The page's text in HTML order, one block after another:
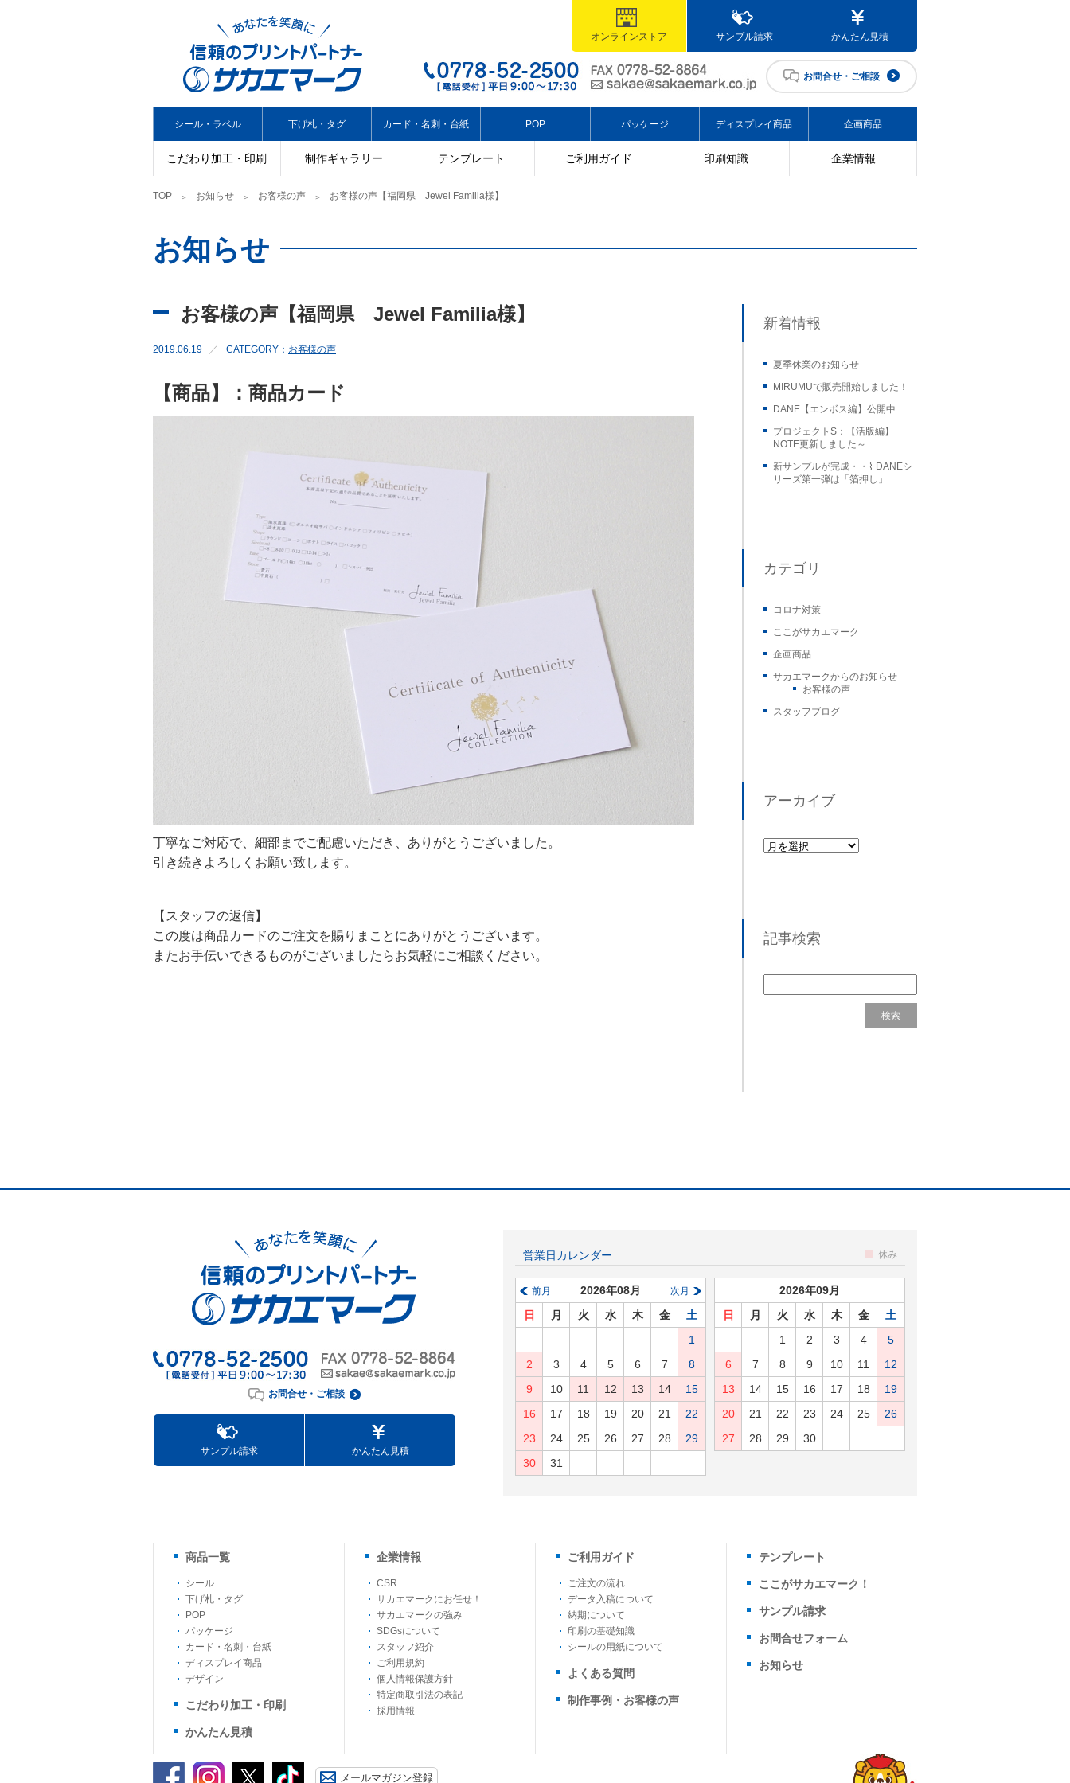
オンラインストア サンプル請求 かんたん見積
お問合せ・ご相談
こだわり加工・印刷 制作ギャラリー テンプレート ご利用ガイド 印刷知識 企業情報
シール・ラベル 下げ札・タグ カード・名刺・台紙 POP パッケージ ディスプレイ商品 企画商品
TOP お知らせ お客様の声 お客様の声【福岡県 Jewel Familia様】
お知らせ
お客様の声【福岡県 Jewel Familia様】
2019.06.19 CATEGORY： お客様の声
【商品】：商品カード
丁寧なご対応で、細部までご配慮いただき、ありがとうございました。
引き続きよろしくお願い致します。
【スタッフの返信】
この度は商品カードのご注文を賜りまことにありがとうございます。
またお手伝いできるものがございましたらお気軽にご相談ください。
新着情報
夏季休業のお知らせ
MIRUMUで販売開始しました！
DANE【エンボス編】公開中
プロジェクトS：【活版編】
NOTE更新しました～
新サンプルが完成・・⌇ DANEシ
リーズ第一弾は「箔押し」
カテゴリ
コロナ対策
ここがサカエマーク
企画商品
サカエマークからのお知らせ
お客様の声
スタッフブログ
アーカイブ
記事検索
お問合せ・ご相談
サンプル請求 かんたん見積
営業日カレンダー 休み
2026年08月
前月 次月
日 月 火 水 木 金
土
1
2
3 4 5 6 7
8
9
10 11 12 13 14
15
16
17 18 19 20 21
22
23
24 25 26 27 28
29
30
31
2026年09月
日
月 火 水 木 金
土
1
2 3 4
5
6
7 8 9 10 11
12
13
14 15 16 17 18
19
20
21 22 23 24 25
26
27
28 29 30
商品一覧
シール
下げ札・タグ
POP
パッケージ
カード・名刺・台紙
ディスプレイ商品
デザイン
こだわり加工・印刷
かんたん見積
企業情報
CSR
サカエマークにお任せ！
サカエマークの強み
SDGsについて
スタッフ紹介
ご利用規約
個人情報保護方針
特定商取引法の表記
採用情報
ご利用ガイド
ご注文の流れ
データ入稿について
納期について
印刷の基礎知識
シールの用紙について
よくある質問
制作事例・お客様の声
テンプレート
ここがサカエマーク！
サンプル請求
お問合せフォーム
お知らせ
メールマガジン登録